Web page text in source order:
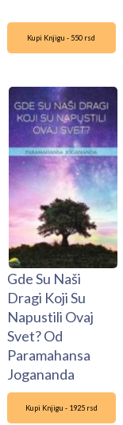
Kupi Knjigu - 550 rsd
Gde Su Naši
Dragi Koji Su
Napustili Ovaj
Svet? Od
Paramahansa
Jogananda
Kupi Knjigu - 1925 rsd